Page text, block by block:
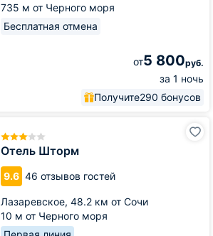
735 м от Черного моря
Бесплатная отмена
от5 800руб.
за 1 ночь
Получите290 бонусов
Отель Шторм
9.6 46 отзывов гостей
Лазаревское, 48.2 км от Сочи
10 м от Черного моря